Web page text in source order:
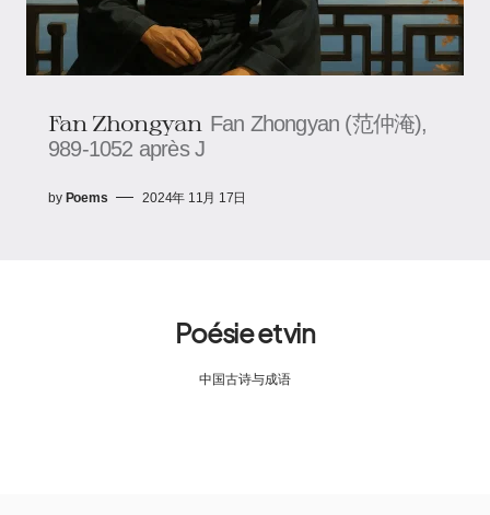
Fan Zhongyan Fan Zhongyan (范仲淹),
989-1052 après J
by Poems 2024年 11月 17日
Poésie et vin
中国古诗与成语